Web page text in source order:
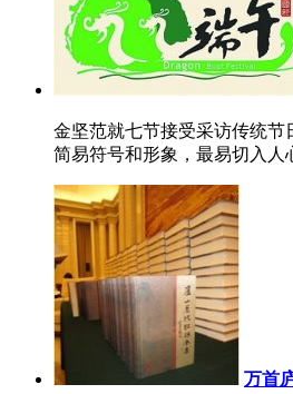
金坚范就七节接受采访传统
简易符号和形象，最易切入人
万首